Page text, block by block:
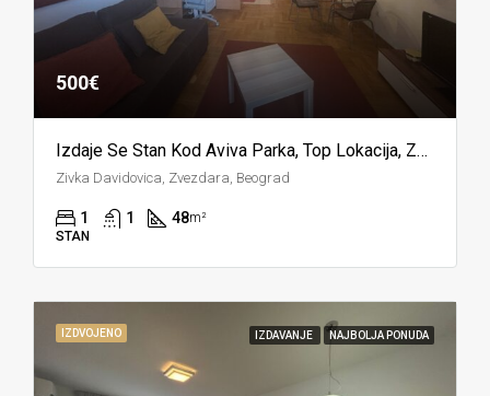
500€
Izdaje Se Stan Kod Aviva Parka, Top Lokacija, Zvezdara
Zivka Davidovica, Zvezdara, Beograd
1 1 48m²
STAN
IZDVOJENO IZDAVANJE NAJBOLJA PONUDA